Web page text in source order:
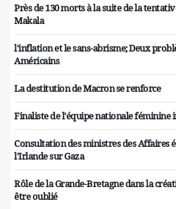
Près de 130 morts à la suite de la
Makala
l'inflation et le sans-abrisme; Deux
Américains
La destitution de Macron se renforce
Finaliste de l'équipe nationale féminine
Consultation des ministres des Affaires
l'Irlande sur Gaza
Rôle de la Grande-Bretagne dans la
être oublié